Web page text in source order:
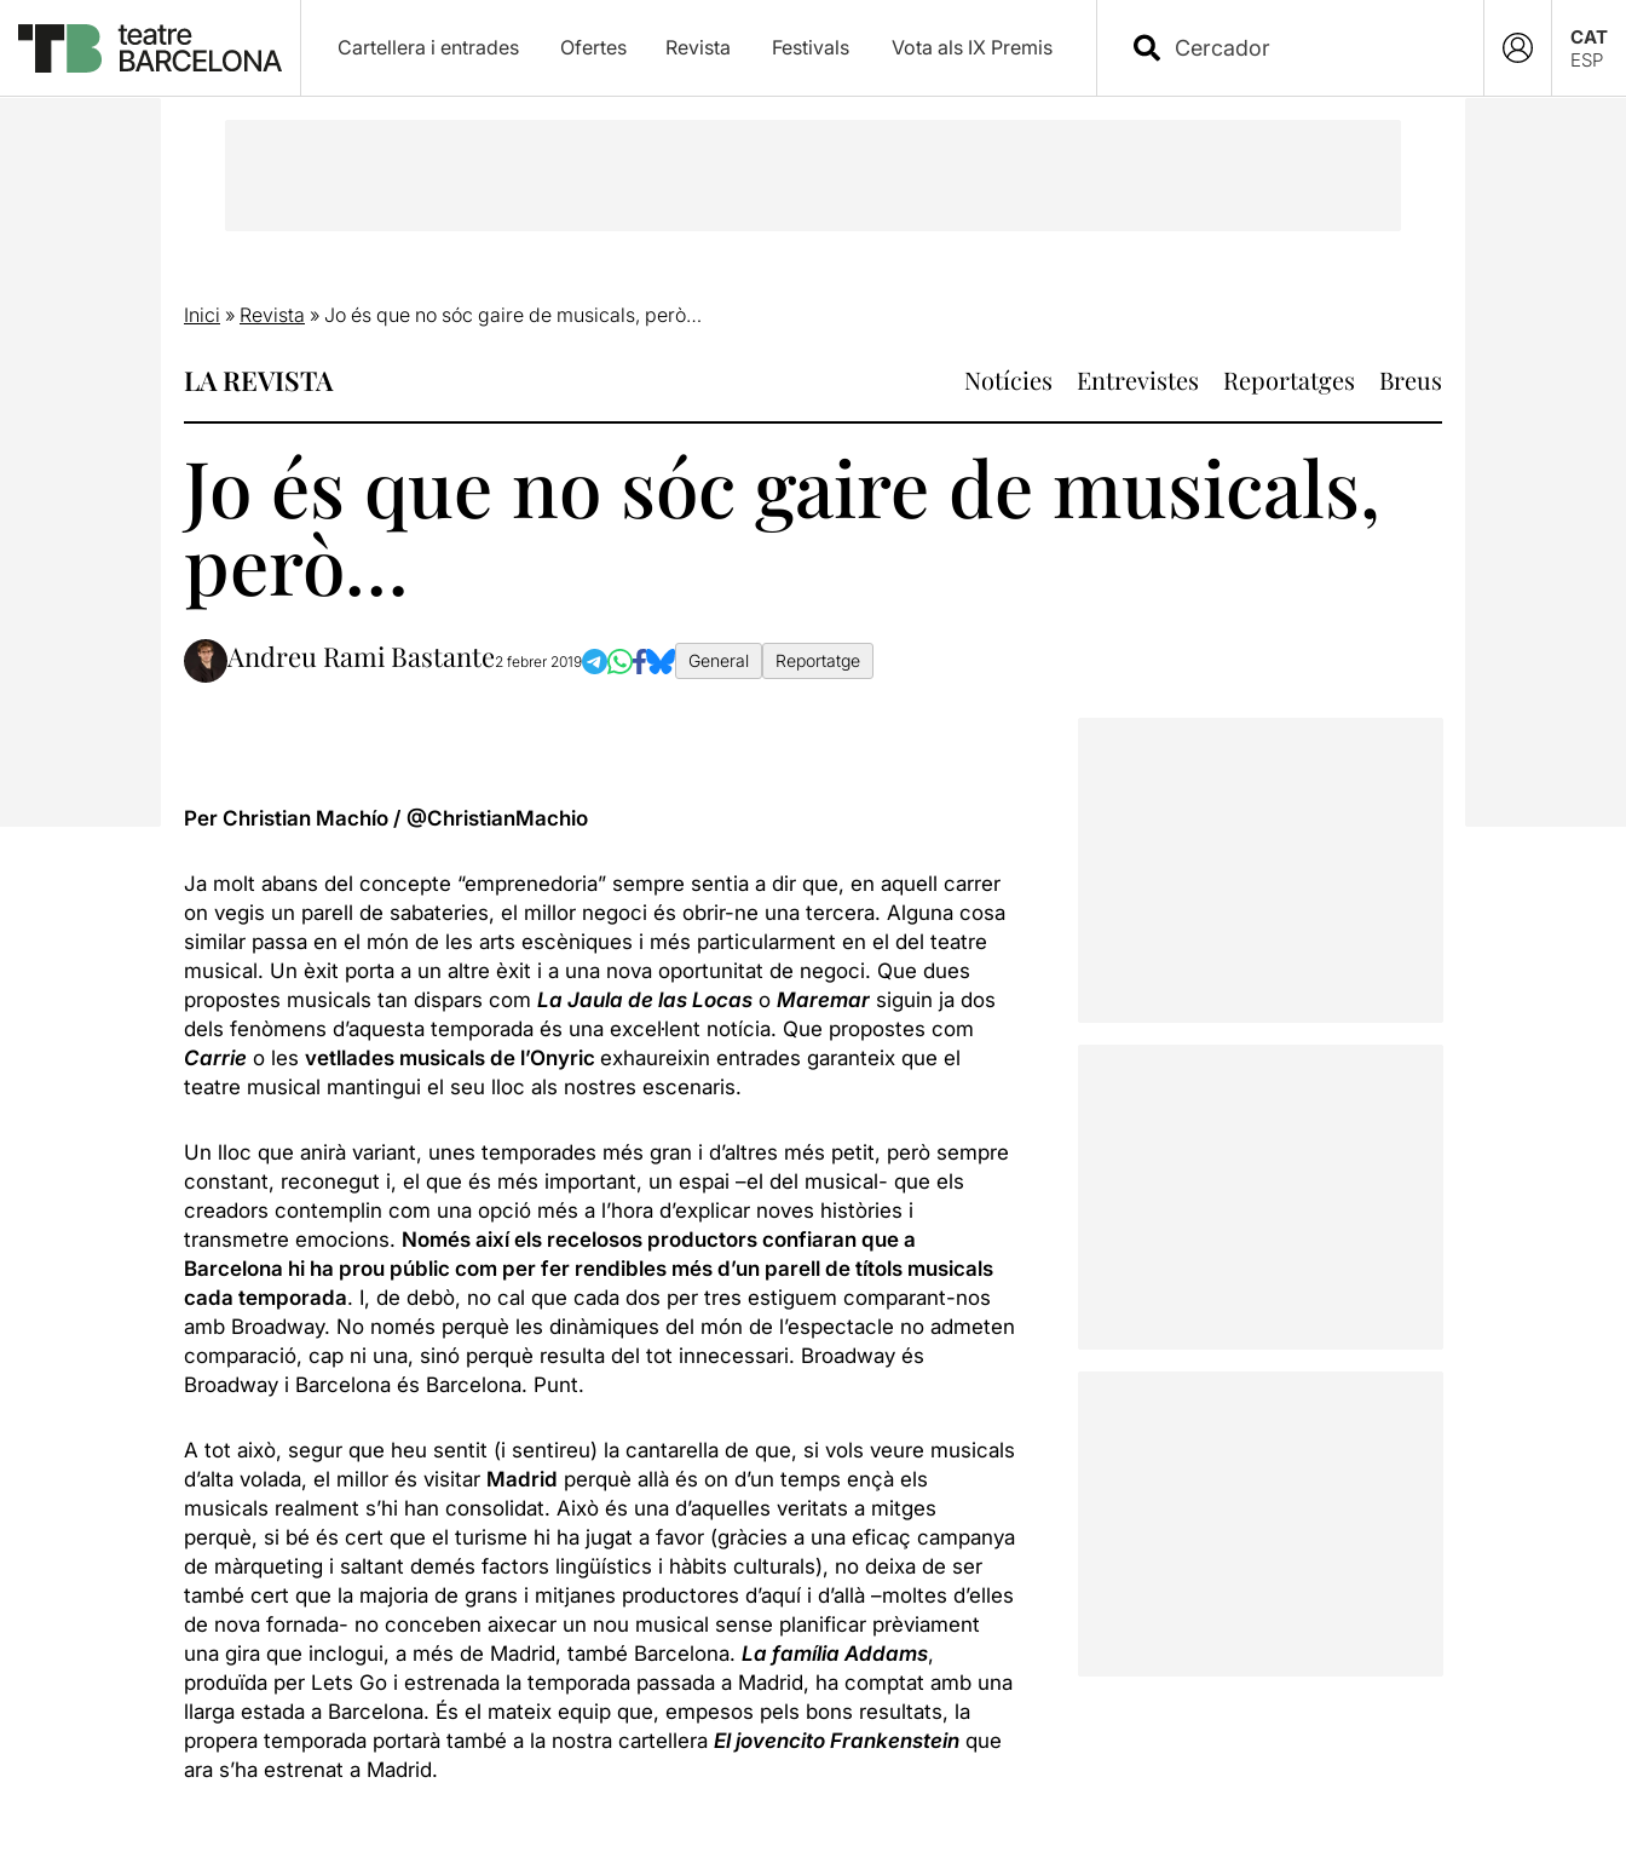
Cartellera i entrades Ofertes Revista Festivals Vota als IX Premis
CAT
ESP
Inici » Revista » Jo és que no sóc gaire de musicals, però…
LA REVISTA Notícies Entrevistes Reportatges Breus
Jo és que no sóc gaire de musicals,
però…
Andreu Rami Bastante2 febrer 2019 General Reportatge
Per Christian Machío / @ChristianMachio
Ja molt abans del concepte “emprenedoria” sempre sentia a dir que, en aquell carrer
on vegis un parell de sabateries, el millor negoci és obrir-ne una tercera. Alguna cosa
similar passa en el món de les arts escèniques i més particularment en el del teatre
musical. Un èxit porta a un altre èxit i a una nova oportunitat de negoci. Que dues
propostes musicals tan dispars com La Jaula de las Locaso Maremarsiguin ja dos
dels fenòmens d’aquesta temporada és una excel·lent notícia. Que propostes com
Carrie o les vetllades musicals de l’Onyric exhaureixin entrades garanteix que el
teatre musical mantingui el seu lloc als nostres escenaris.
Un lloc que anirà variant, unes temporades més gran i d’altres més petit, però sempre
constant, reconegut i, el que és més important, un espai –el del musical- que els
creadors contemplin com una opció més a l’hora d’explicar noves històries i
transmetre emocions. Només així els recelosos productors confiaran que a
Barcelona hi ha prou públic com per fer rendibles més d’un parell de títols musicals
cada temporada. I, de debò, no cal que cada dos per tres estiguem comparant-nos
amb Broadway. No només perquè les dinàmiques del món de l’espectacle no admeten
comparació, cap ni una, sinó perquè resulta del tot innecessari. Broadway és
Broadway i Barcelona és Barcelona. Punt.
A tot això, segur que heu sentit (i sentireu) la cantarella de que, si vols veure musicals
d’alta volada, el millor és visitar Madrid perquè allà és on d’un temps ençà els
musicals realment s’hi han consolidat. Això és una d’aquelles veritats a mitges
perquè, si bé és cert que el turisme hi ha jugat a favor (gràcies a una eficaç campanya
de màrqueting i saltant demés factors lingüístics i hàbits culturals), no deixa de ser
també cert que la majoria de grans i mitjanes productores d’aquí i d’allà –moltes d’elles
de nova fornada- no conceben aixecar un nou musical sense planificar prèviament
una gira que inclogui, a més de Madrid, també Barcelona. La família Addams,
produïda per Lets Go i estrenada la temporada passada a Madrid, ha comptat amb una
llarga estada a Barcelona. És el mateix equip que, empesos pels bons resultats, la
propera temporada portarà també a la nostra cartellera El jovencito Frankensteinque
ara s’ha estrenat a Madrid.